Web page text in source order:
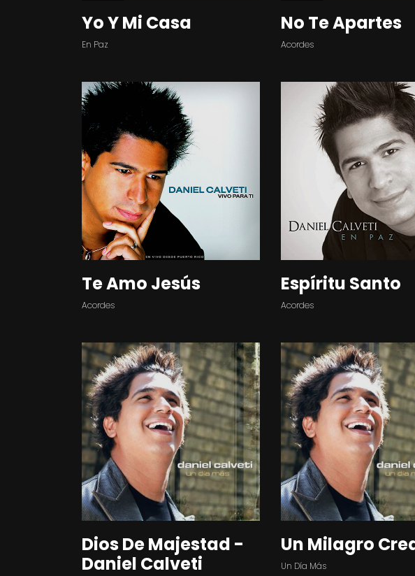
Yo Y Mi Casa
En Paz
No Te Apartes
Acordes
Te Amo Jesús
Acordes
Espíritu Santo
Acordes
Dios De Majestad -
Daniel Calveti
Un Milagro
Un Día Más